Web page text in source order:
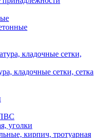
кладочные сетки, сетка
уголки